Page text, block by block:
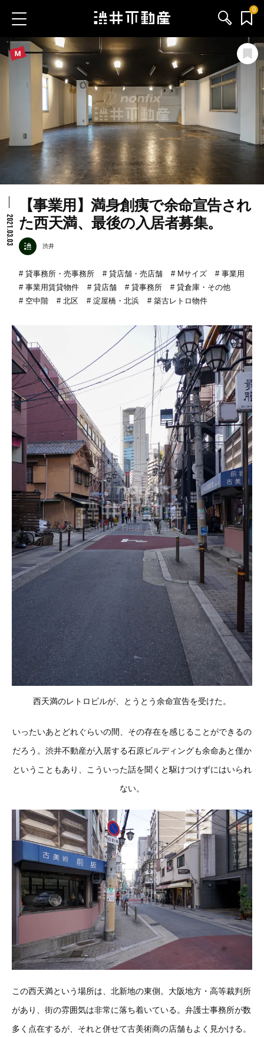
0
お気に入り物件 お問い合わせ
ブログ
サービス内容
渋井不動産のメンバー
会社情報
2021.03.03
【事業用】満身創痍で余命宣告され
た西天満、最後の入居者募集。
渋井
貸事務所・売事務所 貸店舗・売店舗 Mサイズ
事業用
事業用賃貸物件
貸店舗 貸事務所
貸倉庫・その他
空中階
北区 淀屋橋・北浜 築古レトロ物件
西天満のレトロビルが、とうとう余命宣告を受けた。
いったいあとどれぐらいの間、その存在を感じることができるの
だろう。渋井不動産が入居する石原ビルディングも余命あと僅か
ということもあり、こういった話を聞くと駆けつけずにはいられ
ない。
この西天満という場所は、北新地の東側。大阪地方・高等裁判所
があり、街の雰囲気は非常に落ち着いている。弁護士事務所が数
多く点在するが、それと併せて古美術商の店舗もよく見かける。